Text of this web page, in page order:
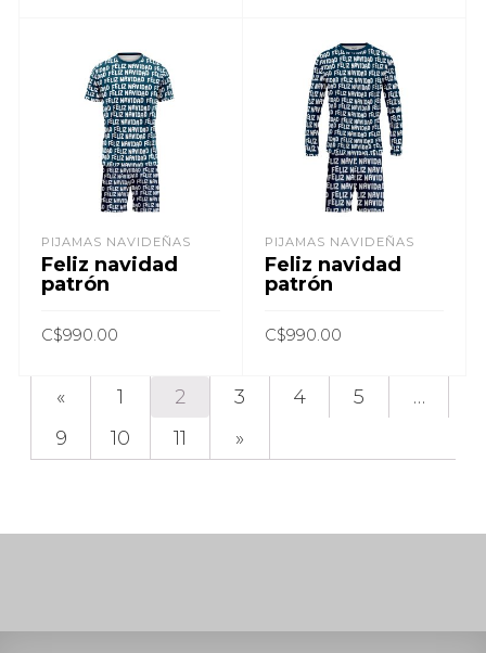
PIJAMAS NAVIDEÑAS
Feliz navidad
patrón
C$990.00
PIJAMAS NAVIDEÑAS
Feliz navidad
patrón
C$990.00
« 1 2 3 4 5
…
9
10 11 »